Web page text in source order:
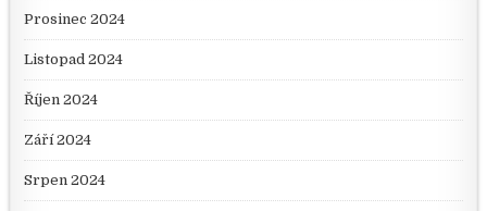
Prosinec 2024
Listopad 2024
Říjen 2024
Září 2024
Srpen 2024